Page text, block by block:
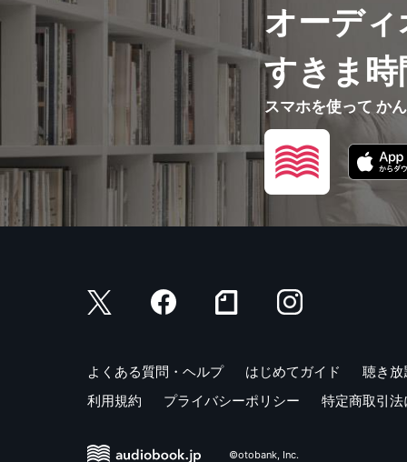
オーデ
すきま
スマホを使って か
よくある質問・ヘルプ はじめてガイド
聴き放
利用規約
プライバシーポリシー 特定商取引
©otobank, Inc.